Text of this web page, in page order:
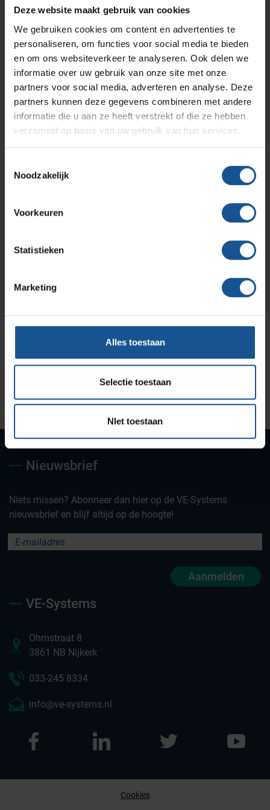
Deze website maakt gebruik van cookies
We gebruiken cookies om content en advertenties te
personaliseren, om functies voor social media te bieden
en om ons websiteverkeer te analyseren. Ook delen we
informatie over uw gebruik van onze site met onze
partners voor social media, adverteren en analyse. Deze
partners kunnen deze gegevens combineren met andere
informatie die u aan ze heeft verstrekt of die ze hebben
verzameld op basis van uw gebruik van hun services.
Noodzakelijk
Voorkeuren
Statistieken
Marketing
Alles toestaan
Selectie toestaan
NIet toestaan
Verzenden
Contact informatie
VE-Systems
3861 NB Nijkerk
deskundig advies
ervaring
Nieuwsbrief
Niets missen? Abonneer dan hier op de VE-Systems
nieuwsbrief en blijf altijd op de hoogte!
Aanmelden
VE-Systems
Ohmstraat 8
3861 NB Nijkerk
033-245 8334
info@ve-systems.nl
Cookies
Branches
Solutions
RVS Werkplekinrichting
Productlijnen
Medische afvalverpakkingen
Infectiepreventie en hygiëne
Assortiment
Onze merken
Hammerlit
Septodry
Metro
Zarges
Contact
Ons team
Klantcases
Vacatures